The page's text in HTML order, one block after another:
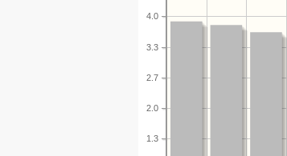
1.3
2.0
2.7
3.3
4.0